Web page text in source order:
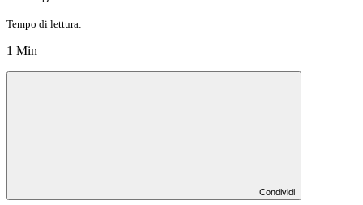
Tempo di lettura:
1 Min
Condividi